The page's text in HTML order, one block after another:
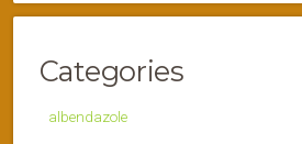
Categories
albendazole